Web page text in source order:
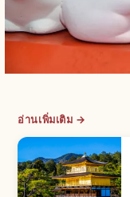
อ่านเพิ่มเติม →